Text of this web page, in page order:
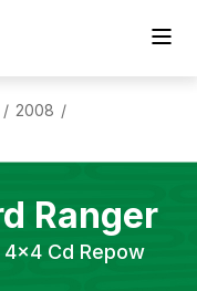
/ 2008 /
Ranger
4x4 Cd Repow